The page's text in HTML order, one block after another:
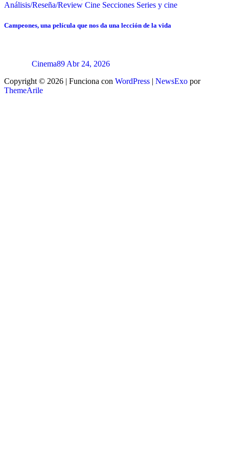
Análisis/Reseña/Review Cine Secciones Series y cine
Campeones, una película que nos da una lección de la vida
Cinema89 Abr 24, 2026
Copyright © 2026 | Funciona con WordPress | NewsExo por
ThemeArile